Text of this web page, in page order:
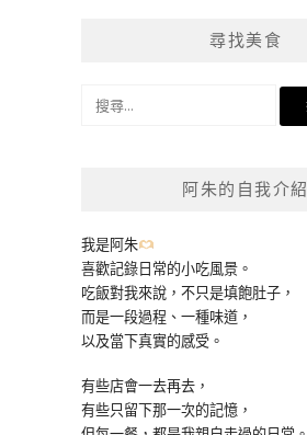
尋找美食
阿朱的自我介紹
我是阿朱
喜歡記錄日常的小吃風景。
吃飯對我來說，不只是填飽肚子，
而是一段過程、一種味道，
以及當下真實的感受。
有些店會一去再去，
有些只留下那一次的記憶，